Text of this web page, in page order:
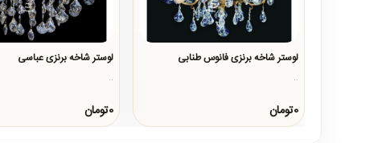
لوستر شاخه برنزی فانوس طنابی
..
0تومان
لوستر شاخه برنزی عباسی
..
0تومان